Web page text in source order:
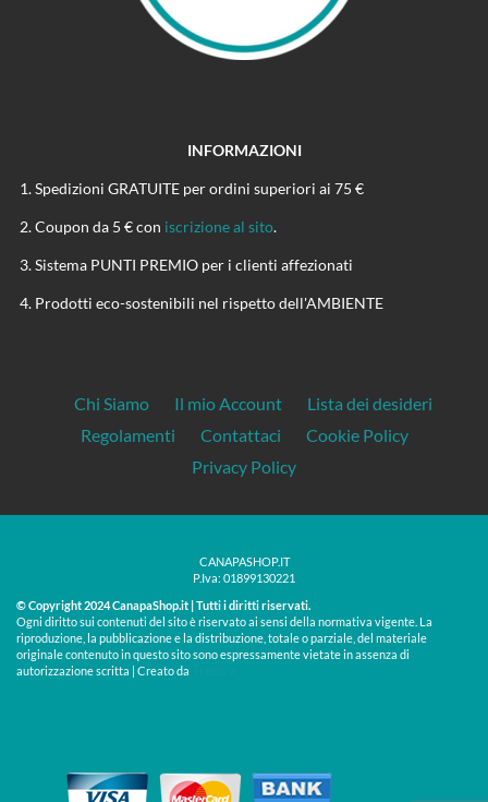
INFORMAZIONI
Spedizioni GRATUITE per ordini superiori ai 75 €
Coupon da 5 € con iscrizione al sito.
Sistema PUNTI PREMIO per i clienti affezionati
Prodotti eco-sostenibili nel rispetto dell'AMBIENTE
Chi Siamo Il mio Account
Lista dei desideri
Regolamenti
Contattaci
Cookie Policy
Privacy Policy
CANAPASHOP.IT
P.Iva: 01899130221
© Copyright 2024 CanapaShop.it | Tutti i diritti riservati.
Ogni diritto sui contenuti del sito è riservato ai sensi della normativa vigente. La
riproduzione, la pubblicazione e la distribuzione, totale o parziale, del materiale
originale contenuto in questo sito sono espressamente vietate in assenza di
autorizzazione scritta | Creato da